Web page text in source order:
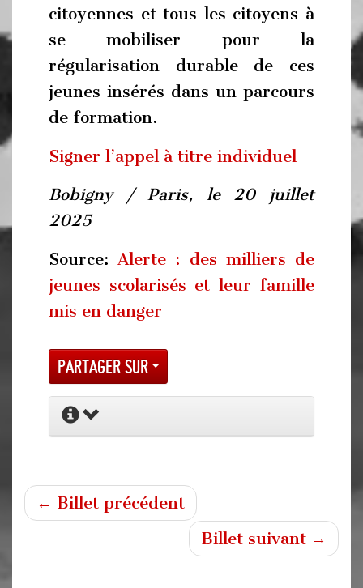
citoyennes et tous les citoyens à
se mobiliser pour la
régularisation durable de ces
jeunes insérés dans un parcours
de formation.
Signer l’appel à titre individuel
Bobigny / Paris, le 20 juillet
2025
Source: Alerte : des milliers de
jeunes scolarisés et leur famille
mis en danger
Partager sur
← Billet précédent
Billet suivant →